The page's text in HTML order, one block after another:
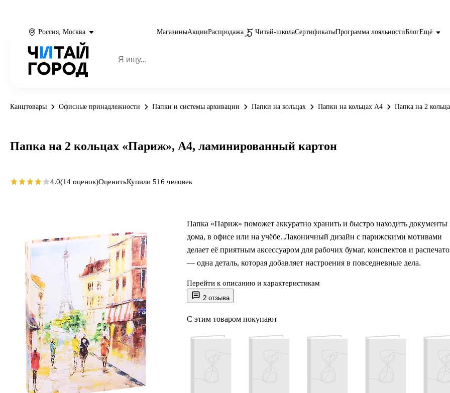
Россия, Москва МагазиныАкцииРаспродажа Читай-школаСертификатыПрограмма лояльностиБлогЕщё
Канцтовары Офисные принадлежности Папки и системы архивации Папки на кольцах Папки на кольцах А4 Папка на 2
2 отзыва
Папка «Париж» поможет аккуратно хранить и быстро находить документы
дома, в офисе или на учёбе. Лаконичный дизайн с парижскими мотивами
делает её приятным аксессуаром для рабочих бумаг, конспектов и
— одна деталь, которая добавляет настроения в повседневные дела.
Формат А4 подходит для стандартных листов, а крепление на 2 кольца
надёжно фиксирует документы и позволяет в любой момент добавить или
вынуть нужные страницы. Папка выполнена из ламинированного картона:
небольших загрязнений. Отличный вариант, если нужно собрать договоры,
Перейти к описанию и характеристикам
С этим товаром покупают
Папка на 2 кольцах «Париж», А4, ламинированный картон
4.0(14 оценок)ОценитьКупили 516 человек